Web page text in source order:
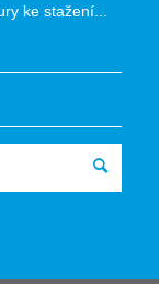
ke stažení...